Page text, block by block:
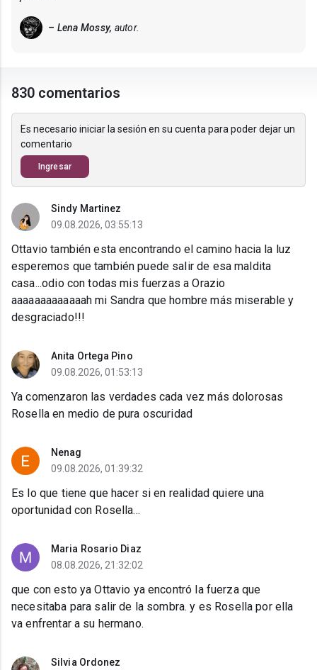
– Lena Mossy, autor.
830 comentarios
Es necesario iniciar la sesión en su cuenta para poder dejar un
comentario
Ingresar
Sindy Martinez
09.08.2026, 03:55:13
Ottavio también esta encontrando el camino hacia la luz
esperemos que también puede salir de esa maldita
casa...odio con todas mis fuerzas a Orazio
aaaaaaaaaaaaah mi Sandra que hombre más miserable y
desgraciado!!!
Anita Ortega Pino
09.08.2026, 01:53:13
Ya comenzaron las verdades cada vez más dolorosas
Rosella en medio de pura oscuridad
Nenag
09.08.2026, 01:39:32
Es lo que tiene que hacer si en realidad quiere una
oportunidad con Rosella...
Maria Rosario Diaz
08.08.2026, 21:32:02
que con esto ya Ottavio ya encontró la fuerza que
necesitaba para salir de la sombra. y es Rosella por ella
va enfrentar a su hermano.
Silvia Ordonez